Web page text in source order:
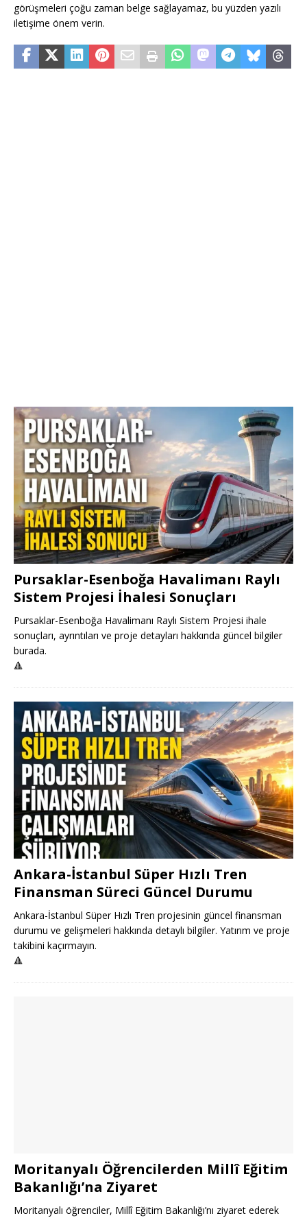
görüşmeleri çoğu zaman belge sağlayamaz, bu yüzden yazılı
iletişime önem verin.
Pursaklar-Esenboğa Havalimanı Raylı
Sistem Projesi İhalesi Sonuçları
Pursaklar-Esenboğa Havalimanı Raylı Sistem Projesi ihale
sonuçları, ayrıntıları ve proje detayları hakkında güncel bilgiler
burada.
🔺
Ankara-İstanbul Süper Hızlı Tren
Finansman Süreci Güncel Durumu
Ankara-İstanbul Süper Hızlı Tren projesinin güncel finansman
durumu ve gelişmeleri hakkında detaylı bilgiler. Yatırım ve proje
takibini kaçırmayın.
🔺
Moritanyalı Öğrencilerden Millî Eğitim
Bakanlığı’na Ziyaret
Moritanyalı öğrenciler, Millî Eğitim Bakanlığı’nı ziyaret ederek